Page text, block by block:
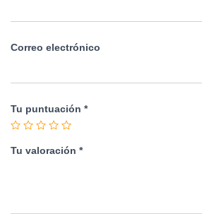
Correo electrónico
Tu puntuación *
Tu valoración *